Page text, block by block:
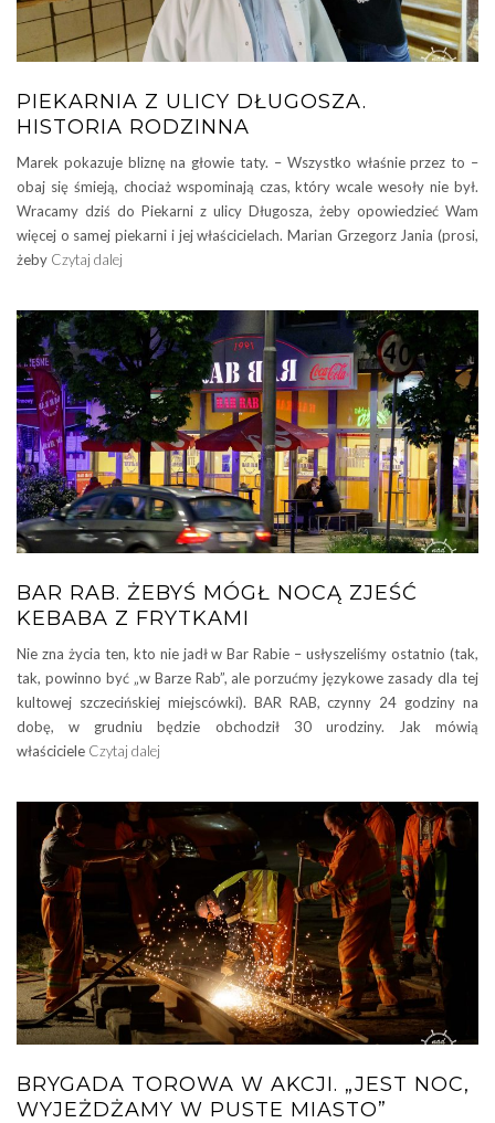
PIEKARNIA Z ULICY DŁUGOSZA.
HISTORIA RODZINNA
Marek pokazuje bliznę na głowie taty. – Wszystko właśnie przez to –
obaj się śmieją, chociaż wspominają czas, który wcale wesoły nie był.
Wracamy dziś do Piekarni z ulicy Długosza, żeby opowiedzieć Wam
więcej o samej piekarni i jej właścicielach. Marian Grzegorz Jania (prosi,
żeby Czytaj dalej
BAR RAB. ŻEBYŚ MÓGŁ NOCĄ ZJEŚĆ
KEBABA Z FRYTKAMI
Nie zna życia ten, kto nie jadł w Bar Rabie – usłyszeliśmy ostatnio (tak,
tak, powinno być „w Barze Rab”, ale porzućmy językowe zasady dla tej
kultowej szczecińskiej miejscówki). BAR RAB, czynny 24 godziny na
dobę, w grudniu będzie obchodził 30 urodziny. Jak mówią
właściciele Czytaj dalej
BRYGADA TOROWA W AKCJI. „JEST NOC,
WYJEŻDŻAMY W PUSTE MIASTO”